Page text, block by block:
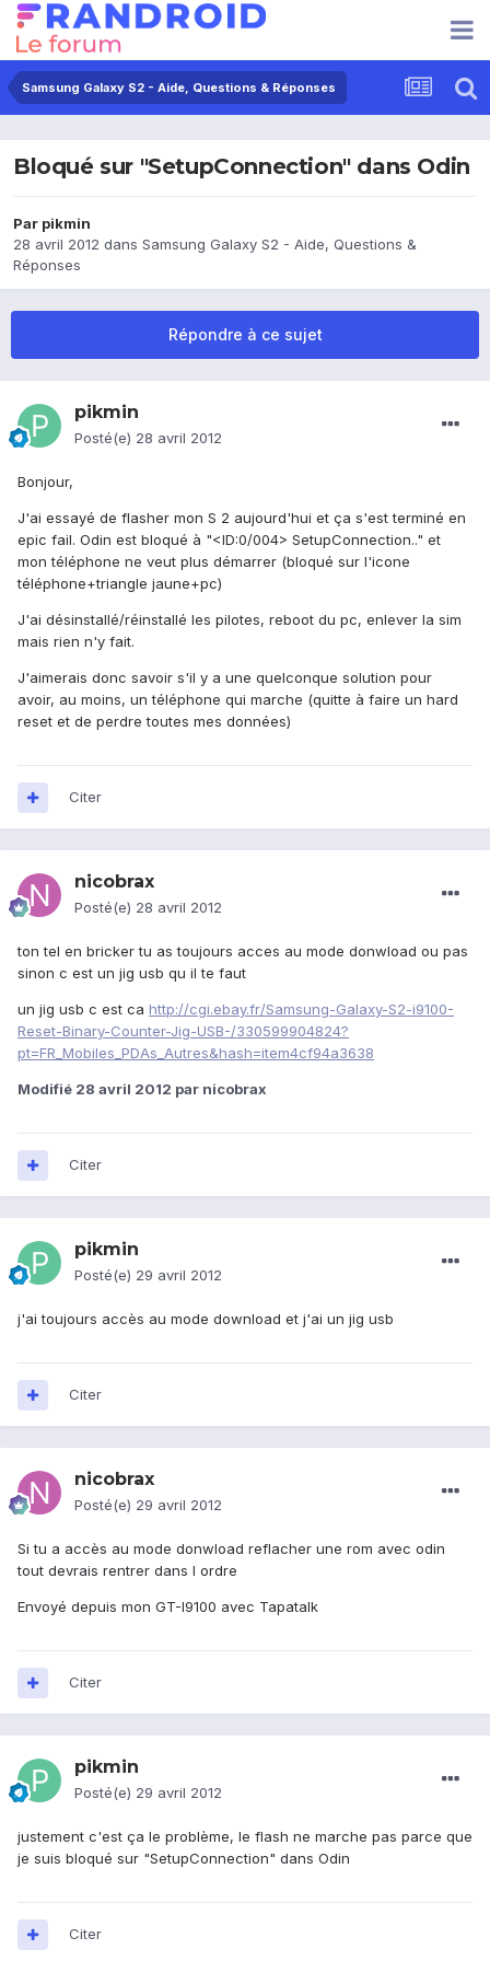
Samsung Galaxy S2 - Aide, Questions & Réponses
Bloqué sur "SetupConnection" dans Odin
Par pikmin
28 avril 2012 dans Samsung Galaxy S2 - Aide, Questions &
Réponses
Répondre à ce sujet
pikmin
Posté(e) 28 avril 2012
Bonjour,
J'ai essayé de flasher mon S 2 aujourd'hui et ça s'est terminé en
epic fail. Odin est bloqué à "<ID:0/004> SetupConnection.." et
mon téléphone ne veut plus démarrer (bloqué sur l'icone
téléphone+triangle jaune+pc)
J'ai désinstallé/réinstallé les pilotes, reboot du pc, enlever la sim
mais rien n'y fait.
J'aimerais donc savoir s'il y a une quelconque solution pour
avoir, au moins, un téléphone qui marche (quitte à faire un hard
reset et de perdre toutes mes données)
Citer
nicobrax
Posté(e) 28 avril 2012
ton tel en bricker tu as toujours acces au mode donwload ou pas
sinon c est un jig usb qu il te faut
un jig usb c est ca http://cgi.ebay.fr/Samsung-Galaxy-S2-i9100-
Reset-Binary-Counter-Jig-USB-/330599904824?
pt=FR_Mobiles_PDAs_Autres&hash=item4cf94a3638
Modifié 28 avril 2012 par nicobrax
Citer
pikmin
Posté(e) 29 avril 2012
j'ai toujours accès au mode download et j'ai un jig usb
Citer
nicobrax
Posté(e) 29 avril 2012
Si tu a accès au mode donwload reflacher une rom avec odin
tout devrais rentrer dans l ordre
Envoyé depuis mon GT-I9100 avec Tapatalk
Citer
pikmin
Posté(e) 29 avril 2012
justement c'est ça le problème, le flash ne marche pas parce que
je suis bloqué sur "SetupConnection" dans Odin
Citer